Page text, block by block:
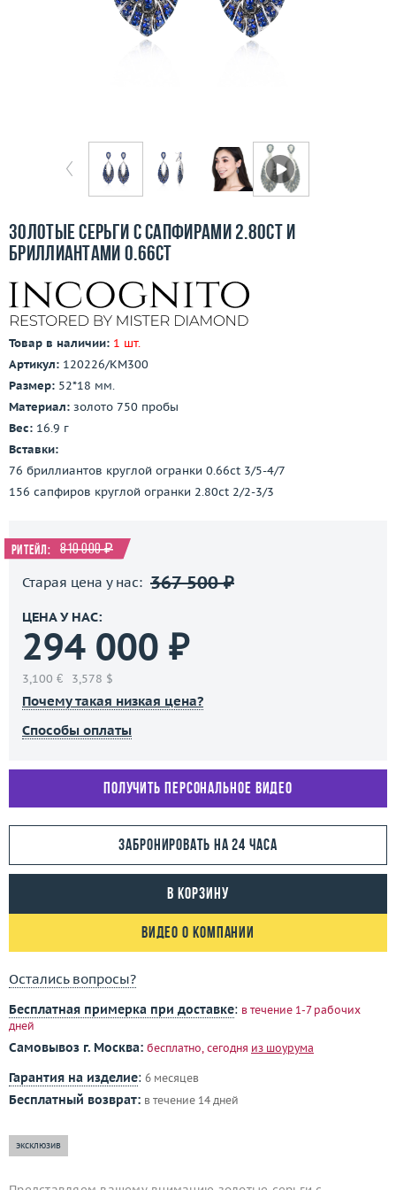
Бесплатная доставка
Контакты
Заказать звонок
Золотые серьги с сапфирами 2.80ct и
бриллиантами 0.66ct
Товар в наличии: 1 шт.
Артикул: 120226/КМ300
Размер: 52*18 мм.
Материал: золото 750 пробы
Вес: 16.9 г
Вставки:
76 бриллиантов круглой огранки 0.66ct 3/5-4/7
156 сапфиров круглой огранки 2.80ct 2/2-3/3
Ритейл: 810 000 ₽
Старая цена у нас: 367 500 ₽
ЦЕНА У НАС:
294 000 ₽
3,100 € 3,578 $
Почему такая низкая цена?
Способы оплаты
Получить персональное видео
Забронировать на 24 часа
В корзину
Видео о компании
Остались вопросы?
Бесплатная примерка при доставке: в течение 1-7 рабочих
дней
Самовывоз г. Москва: бесплатно, сегодня из шоурума
Гарантия на изделие: 6 месяцев
Бесплатный возврат: в течение 14 дней
эксклюзив